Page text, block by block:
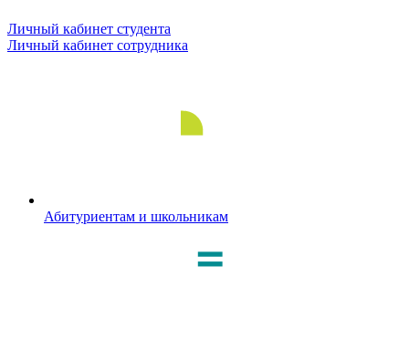
Личный кабинет студента
Личный кабинет сотрудника
Абитуриентам и школьникам